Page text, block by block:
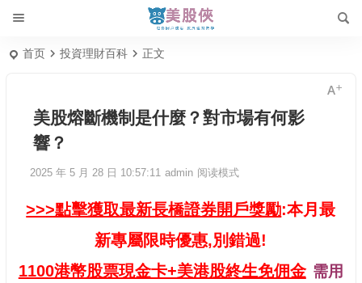
首页 投資理財百科 正文
美股熔斷機制是什麼？對市場有何影
響？
2025 年 5 月 28 日 10:57:11 admin 阅读模式
>>>點擊獲取最新長橋證券開戶獎勵:本月最
新專屬限時優惠,別錯過!
1100港幣股票現金卡+美港股終生免佣金 需用